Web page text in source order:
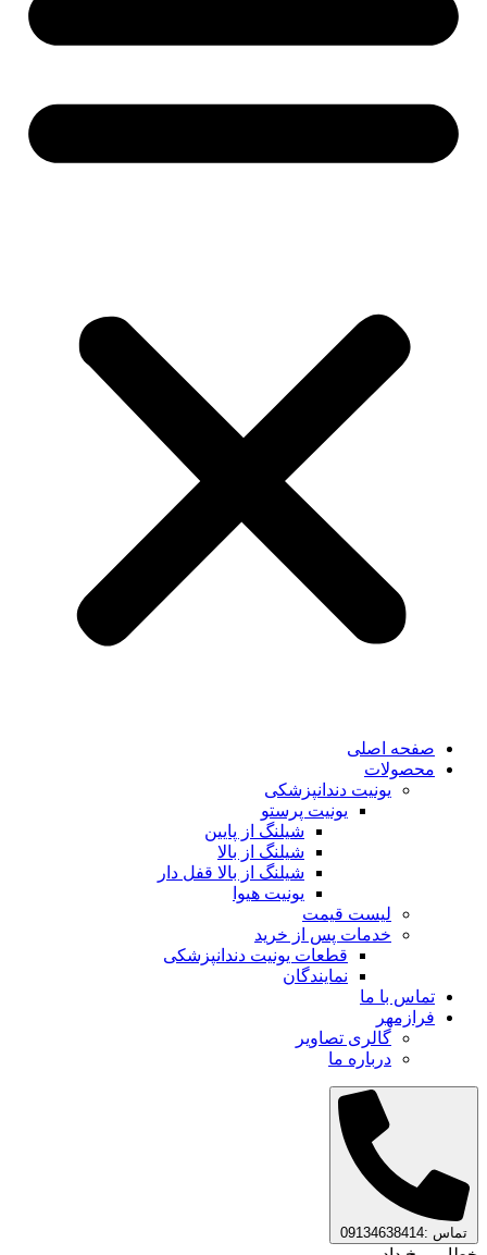
صفحه اصلی
محصولات
یونیت دندانپزشکی
یونیت پرستو
شیلنگ از پایین
شیلنگ از بالا
شیلنگ از بالا قفل دار
یونیت هیوا
لیست قیمت
خدمات پس از خرید
قطعات یونیت دندانپزشکی
نمایندگان
تماس با ما
فرازمهر
گالری تصاویر
درباره ما
تماس :09134638414